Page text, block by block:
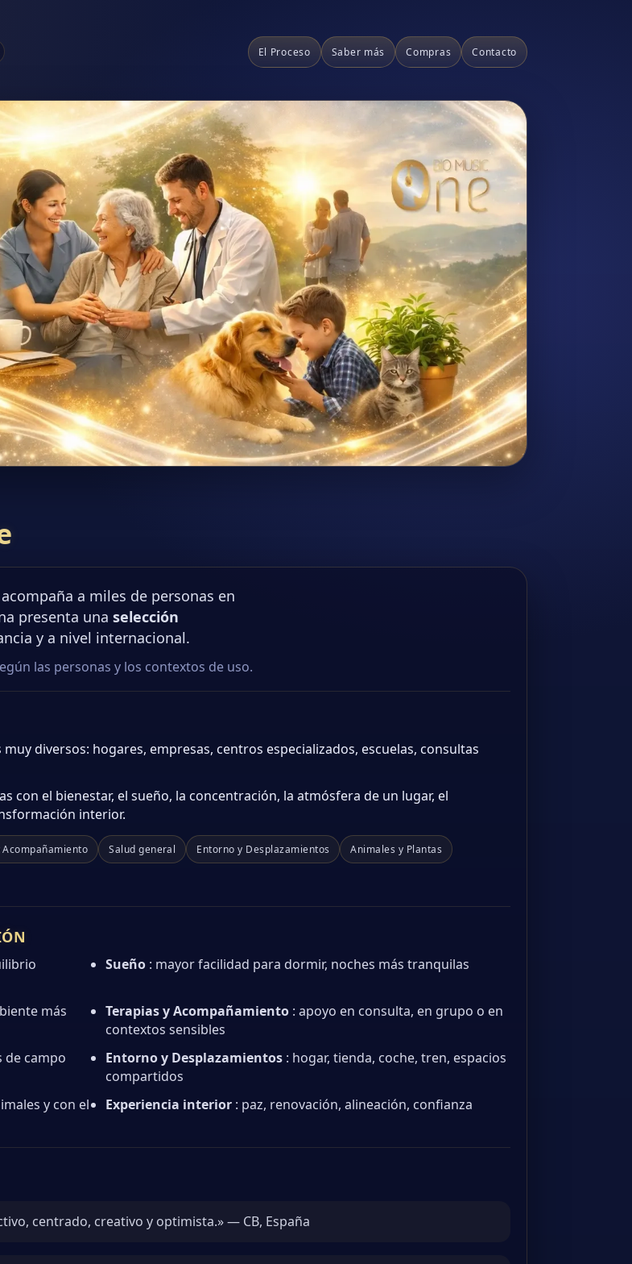
El Proceso Saber más Compras Contacto
acompaña a miles de personas en
presenta una selección
y a nivel internacional.
las personas y los contextos de uso.
diversos: hogares, empresas, centros especializados, escuelas, consultas
con el bienestar, el sueño, la concentración, la atmósfera de un lugar, el
interior.
Acompañamiento Salud general Entorno y Desplazamientos Animales y Plantas
Sueño : mayor facilidad para dormir, noches más tranquilas
más
Terapias y Acompañamiento : apoyo en consulta, en grupo o en
contextos sensibles
de campo Entorno y Desplazamientos : hogar, tienda, coche, tren, espacios
compartidos
y con el
Experiencia interior : paz, renovación, alineación, confianza
centrado, creativo y optimista.» — CB, España